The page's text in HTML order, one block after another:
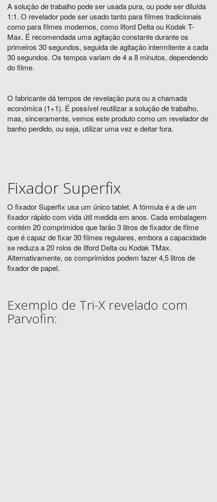
A solução de trabalho pode ser usada pura, ou pode ser diluída
1:1. O revelador pode ser usado tanto para filmes tradicionais
como para filmes modernos, como Ilford Delta ou Kodak T-
Max. É recomendada uma agitação constante durante os
primeiros 30 segundos, seguida de agitação intermitente a cada
30 segundos. Os tempos variam de 4 a 8 minutos, dependendo
do filme.
O fabricante dá tempos de revelação pura ou a chamada
económica (1+1). É possível reutilizar a solução de trabalho,
mas, sinceramente, vemos este produto como um revelador de
banho perdido, ou seja, utilizar uma vez e deitar fora.
Fixador Superfix
O fixador Superfix usa um único tablet. A fórmula é a de um
fixador rápido com vida útil medida em anos. Cada embalagem
contém 20 comprimidos que farão 3 litros de fixador de filme
que é capaz de fixar 30 filmes regulares, embora a capacidade
se reduza a 20 rolos de Ilford Delta ou Kodak TMax.
Alternativamente, os comprimidos podem fazer 4,5 litros de
fixador de papel.
Exemplo de Tri-X revelado com
Parvofin: